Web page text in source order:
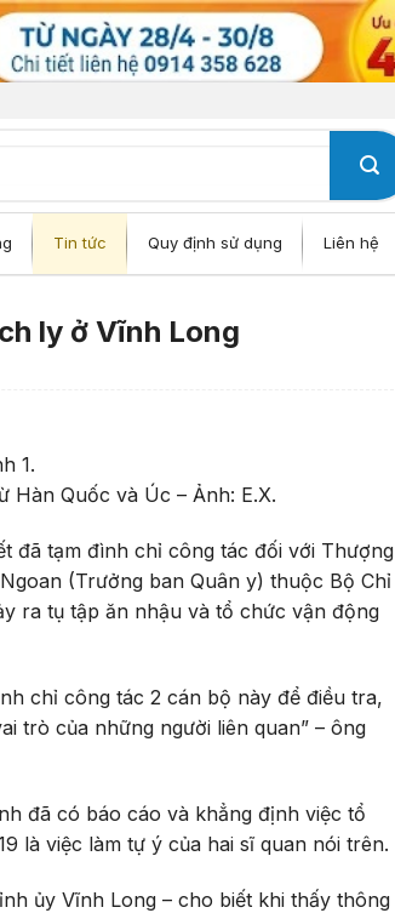
Tin tức Quy định sử dụng Liên hệ
ly ở Vĩnh Long
Quốc và Úc – Ảnh: E.X.
đã tạm đình chỉ công tác đối với Thượng
(Trưởng ban Quân y) thuộc Bộ Chỉ
ra tụ tập ăn nhậu và tổ chức vận động
chỉ công tác 2 cán bộ này để điều tra,
trò của những người liên quan” – ông
đã có báo cáo và khẳng định việc tổ
là việc làm tự ý của hai sĩ quan nói trên.
ủy Vĩnh Long – cho biết khi thấy thông